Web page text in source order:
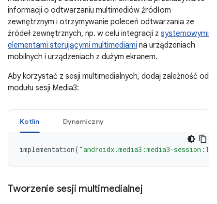
informacji o odtwarzaniu multimediów źródłom
zewnętrznym i otrzymywanie poleceń odtwarzania ze
źródeł zewnętrznych, np. w celu integracji z systemowymi
elementami sterującymi multimediami na urządzeniach
mobilnych i urządzeniach z dużym ekranem.
Aby korzystać z sesji multimedialnych, dodaj zależność od
modułu sesji Media3:
Kotlin Dynamiczny
implementation( "androidx.media3:media3-
Tworzenie sesji multimedialnej